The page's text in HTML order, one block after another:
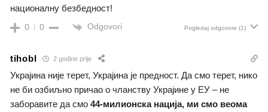
националну безбедност!
0 0 Odgovori Pogledaj odgovore (1)
tihobl 2 godine prije
Украјина није терет, Украјина је предност. Да смо терет, нико
не би озбиљно причао о чланству Украјине у ЕУ – не
заборавите да смо 44-милионска нација, ми смо веома